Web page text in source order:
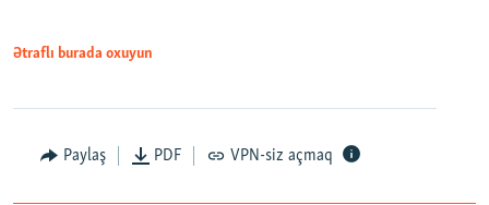
Ətraflı burada oxuyun
Paylaş PDF VPN-siz açmaq